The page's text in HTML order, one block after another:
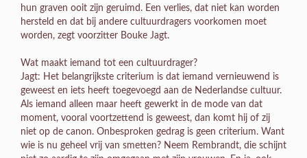
hun graven ooit zijn geruimd. Een verlies, dat niet kan worden
hersteld en dat bij andere cultuurdragers voorkomen moet
worden, zegt voorzitter Bouke Jagt.
Wat maakt iemand tot een cultuurdrager?
Jagt: Het belangrijkste criterium is dat iemand vernieuwend is
geweest en iets heeft toegevoegd aan de Nederlandse cultuur.
Als iemand alleen maar heeft gewerkt in de mode van dat
moment, vooral voortzettend is geweest, dan komt hij of zij
niet op de canon. Onbesproken gedrag is geen criterium. Want
wie is nu geheel vrij van smetten? Neem Rembrandt, die schijnt